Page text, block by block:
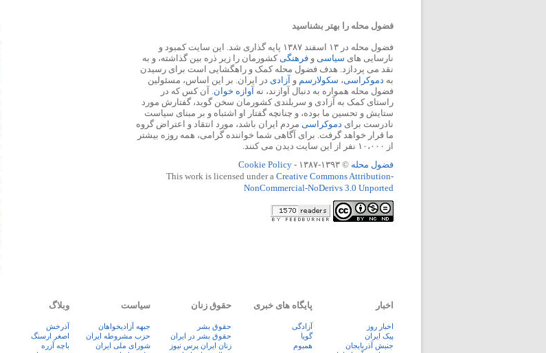
فضول محله را بهتر بشناسید
فضول محله در ۱۳ اسفند ۱۳۸۷ پایه گذاری شد. این سایت کمبود و
نارسایی های سیاسی و فرهنگیکشورمان را زیر ذره بین گذاشته، و به
نقد می پردازد. هدف فضول محله کمک و راهگشایی است برای رسیدن
به دموکراسی، سکولارسم و آزادی در ایران. بر این اساس، مسئولین
فضول محله همواره به دنبال آوازند، نه آوازه خوان. آن کس که در
راستای کمک به آزادی و سربلندی کشورمان سخن گوید، گفتارش مورد
ستایش و تحسین ما بوده، و چنانچه گفتار او اشتباه و بر مبنای سیاست
نادرست برای دموکراسی مردم ایران باشد، مورد انتقاد و اعتراض گروه
ما قرار خواهد گرفت. برای آگاهی شما خواننده گرامی، همه روزه بیشتر
از ۱۰،۰۰۰ نفر از این سایت دیدن می کنند.
فضول محله © ۱۳۹۳-۱۳۸۷ -
Cookie Policy
This work is licensed under a Creative Commons Attribution-
NonCommercial-NoDerivs 3.0 Unported
اخبار
اخبار روز
پيک ايران
جنبش آذربایجان
پایگاه های خبری
آزادگی
گویا
همبوم
حقوق زنان
حقوق بشر
حقوق بشر در ایران
زنان ايران پرس نيوز
سیاست
جبهه آزادیخواهان
حزب مشروطه ایران
شورای ملی ایران
وبلاگ
آذرخش
اصغر ارسنگ
باچه آزره